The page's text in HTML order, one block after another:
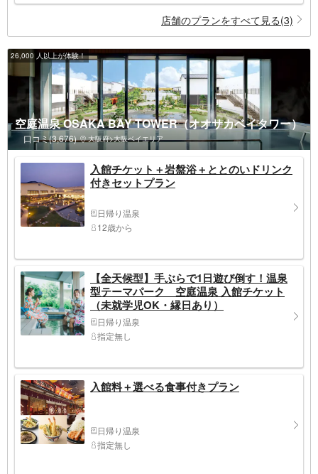
店舗のプランをすべて見る(3)
26,000 人以上が体験！
空庭温泉 OSAKA BAY TOWER（オオサカベイタワー）
口コミ(3,676) 大阪府>大阪ベイエリア
入館チケット＋岩盤浴＋ととのいドリンク
付きセットプラン
日帰り温泉
12歳から
【全天候型】手ぶらで1日遊び倒す！温泉
型テーマパーク 空庭温泉 入館チケット
（未就学児OK・縁日あり）
日帰り温泉
指定無し
入館料＋選べる食事付きプラン
日帰り温泉
指定無し